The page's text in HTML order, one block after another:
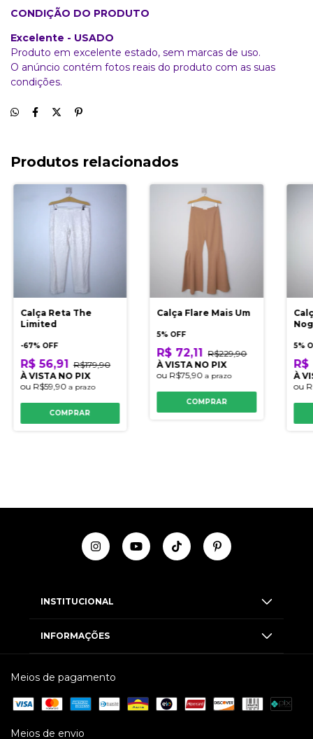
CONDIÇÃO DO PRODUTO
Excelente - USADO
Produto em excelente estado, sem marcas de uso.
O anúncio contém fotos reais do produto com as suas
condições.
Produtos relacionados
Calça Reta The
Limited
-67% OFF
R$ 56,91 R$179,90
À VISTA NO PIX
ou R$59,90 a prazo
COMPRAR
Calça Flare Mais Um
5% OFF
R$ 72,11 R$229,90
À VISTA NO PIX
ou R$75,90a prazo
COMPRAR
5%
R$
À
ou
INSTITUCIONAL
INFORMAÇÕES
Meios de pagamento
Meios de envio